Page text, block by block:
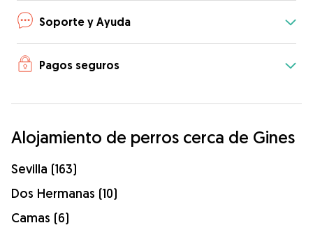
Soporte y Ayuda
Pagos seguros
Alojamiento de perros cerca de Gines
Sevilla (163)
Dos Hermanas (10)
Camas (6)